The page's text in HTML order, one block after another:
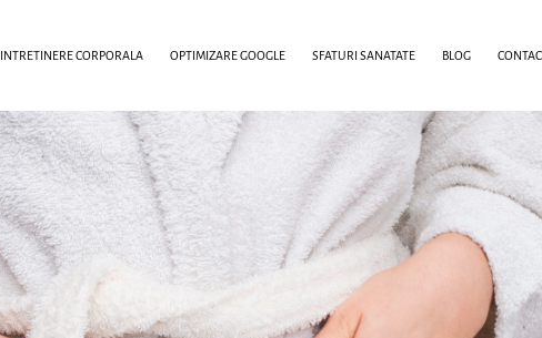
INTRETINERE CORPORALA OPTIMIZARE GOOGLE SFATURI SANATATE BLOG